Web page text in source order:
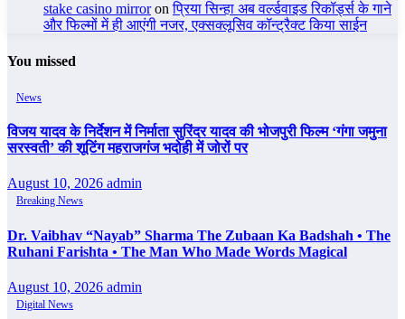
stake casino mirroronप्रिया सिन्हा अब वर्ल्डवाइड रिकॉर्ड्स के गाने
और फिल्मों में ही आएंगी नजर, एक्सक्लूसिव कॉन्ट्रैक्ट किया साईन
You missed
News
विजय यादव के निर्देशन में निर्माता सुरिंदर यादव की भोजपुरी फिल्म ‘गंगा जमुना
सरस्वती’ की शूटिंग महराजगंज भदोही में जोरों पर
August 10, 2026 admin
Breaking News
Dr. Vaibhav “Nayab” Sharma The Zubaan Ka Badshah • The
Ruhani Farishta • The Man Who Made Words Magical
August 10, 2026 admin
Digital News